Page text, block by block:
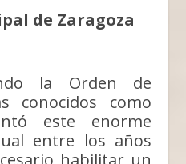
de Zaragoza
la Orden de
conocidos como
este enorme
entre los años
habilitar un